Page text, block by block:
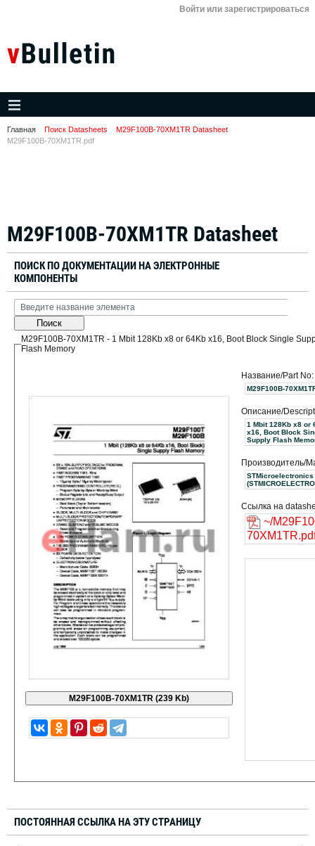
Войти или зарегистрироваться
Главная Поиск Datasheets
M29F100B-70XM1TR Datasheet
M29F100B-70XM1TR.pdf
M29F100B-70XM1TR Datasheet
ПОИСК ПО ДОКУМЕНТАЦИИ НА ЭЛЕКТРОННЫЕ
КОМПОНЕНТЫ
Поиск
M29F100B-70XM1TR - 1 Mbit 128Kb x8 or 64Kb x16, Boot Block Single
Flash Memory
Название/Part No:
M29F100B-
Описание/
1 Mbit 128Kb x8 or
x16, Boot Block
Supply Flash
Производитель/
STMicroelectronics
Ссылка на
~/
ПОСТОЯННАЯ ССЫЛКА НА ЭТУ СТРАНИЦУ